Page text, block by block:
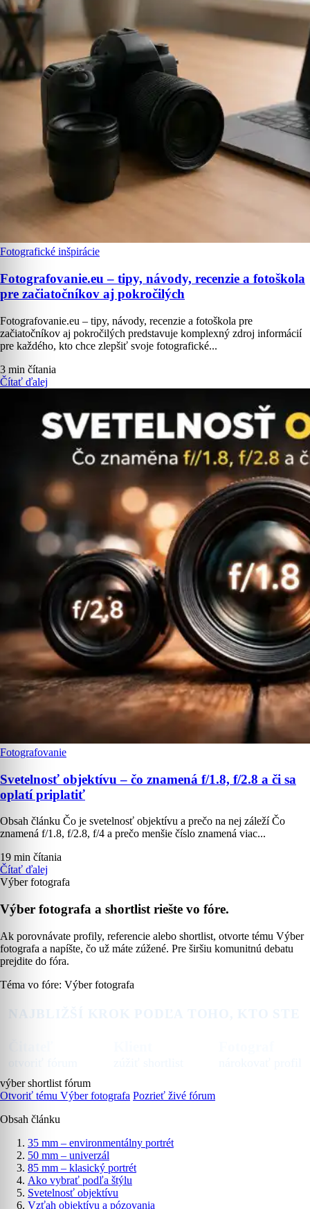
Fotografické inšpirácie
Fotografovanie.eu – tipy, návody, recenzie a fotoškola
pre začiatočníkov aj pokročilých
Fotografovanie.eu – tipy, návody, recenzie a fotoškola pre
začiatočníkov aj pokročilých predstavuje komplexný zdroj informácií
pre každého, kto chce zlepšiť svoje fotografické...
3 min čítania
Čítať ďalej
Fotografovanie
Svetelnosť objektívu – čo znamená f/1.8, f/2.8 a či sa
oplatí priplatiť
Obsah článku Čo je svetelnosť objektívu a prečo na nej záleží Čo
znamená f/1.8, f/2.8, f/4 a prečo menšie číslo znamená viac...
19 min čítania
Čítať ďalej
Výber fotografa
Výber fotografa a shortlist riešte vo fóre.
Ak porovnávate profily, referencie alebo shortlist, otvorte tému Výber
fotografa a napíšte, čo už máte zúžené. Pre širšiu komunitnú debatu
prejdite do fóra.
Téma vo fóre: Výber fotografa
výber shortlist fórum
Otvoriť tému Výber fotografa Pozrieť živé fórum
Obsah článku
35 mm – environmentálny portrét
50 mm – univerzál
85 mm – klasický portrét
Ako vybrať podľa štýlu
Svetelnosť objektívu
Vzťah objektívu a pózovania